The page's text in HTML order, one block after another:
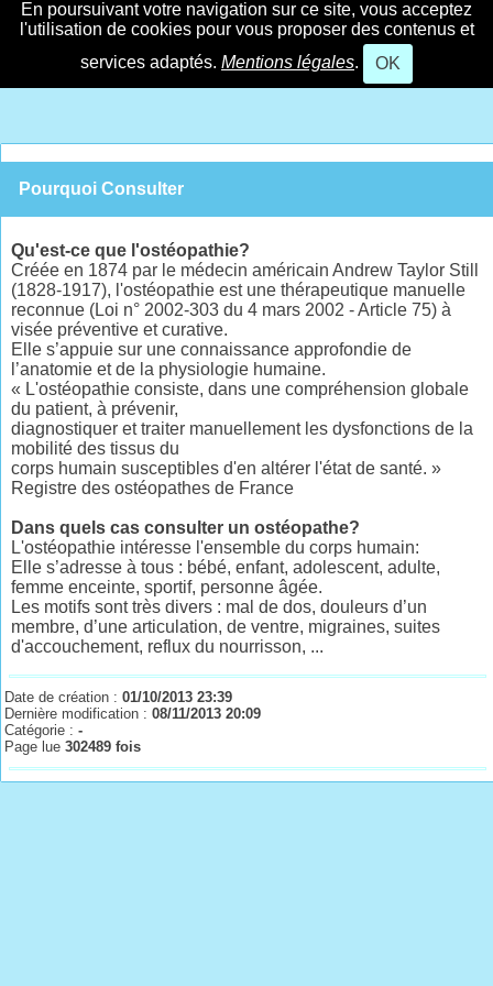
En poursuivant votre navigation sur ce site, vous acceptez
l'utilisation de cookies pour vous proposer des contenus et
services adaptés. Mentions légales. OK
Pourquoi Consulter
Qu'est-ce que l'ostéopathie?
Créée en 1874 par le médecin américain Andrew Taylor Still
(1828-1917), l'ostéopathie est une thérapeutique manuelle
reconnue (Loi n° 2002-303 du 4 mars 2002 - Article 75) à
visée préventive et curative.
Elle s’appuie sur une connaissance approfondie de
l’anatomie et de la physiologie humaine.
« L'ostéopathie consiste, dans une compréhension globale
du patient, à prévenir,
diagnostiquer et traiter manuellement les dysfonctions de la
mobilité des tissus du
corps humain susceptibles d'en altérer l'état de santé. »
Registre des ostéopathes de France
Dans quels cas consulter un ostéopathe?
L'ostéopathie intéresse l'ensemble du corps humain:
Elle s’adresse à tous : bébé, enfant, adolescent, adulte,
femme enceinte, sportif, personne âgée.
Les motifs sont très divers : mal de dos, douleurs d’un
membre, d’une articulation, de ventre, migraines, suites
d'accouchement, reflux du nourrisson, ...
Date de création :01/10/2013 23:39
Dernière modification :08/11/2013 20:09
Catégorie :-
Page lue302489 fois